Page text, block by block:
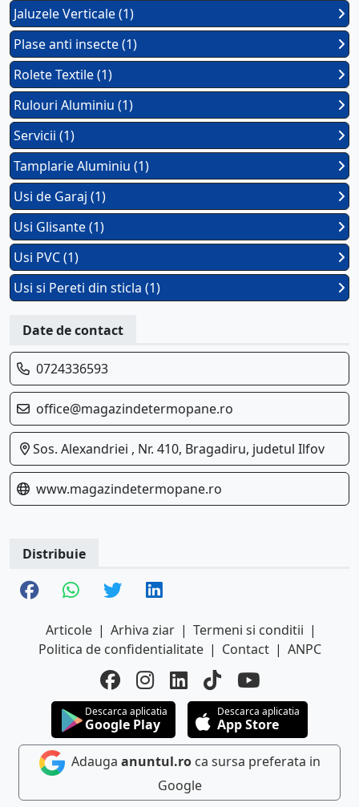
Jaluzele Verticale (1)
Plase anti insecte (1)
Rolete Textile (1)
Rulouri Aluminiu (1)
Servicii (1)
Tamplarie Aluminiu (1)
Usi de Garaj (1)
Usi Glisante (1)
Usi PVC (1)
Usi si Pereti din sticla (1)
Date de contact
0724336593
office@magazindetermopane.ro
Sos. Alexandriei , Nr. 410, Bragadiru, judetul Ilfov
www.magazindetermopane.ro
Distribuie
Articole | Arhiva ziar | Termeni si conditii |
Politica de confidentialitate | Contact | ANPC
Descarca aplicatia
Google Play
Descarca aplicatia
App Store
Adauga anuntul.roca sursa preferata in
Google